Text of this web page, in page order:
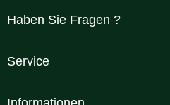
Haben Sie Fragen ?
Service